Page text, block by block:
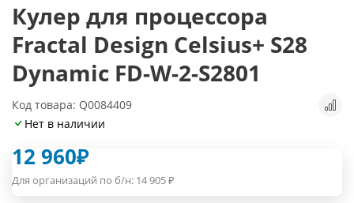
Кулер для процессора
Fractal Design Celsius+ S28
Dynamic FD-W-2-S2801
Код товара: Q0084409
Нет в наличии
12 960₽
Для организаций по б/н: 14 905₽